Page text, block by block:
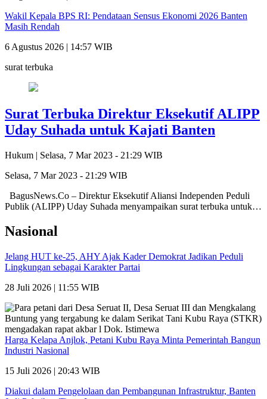
Wakil Kepala BPS RI: Pendataan Sensus Ekonomi 2026 Banten
Masih Rendah
6 Agustus 2026 | 14:57 WIB
surat terbuka
Surat Terbuka Direktur Eksekutif ALIPP
Uday Suhada untuk Kajati Banten
Hukum | Selasa, 7 Mar 2023 - 21:29 WIB
Selasa, 7 Mar 2023 - 21:29 WIB
BagusNews.Co – Direktur Eksekutif Aliansi Independen Peduli
Publik (ALIPP) Uday Suhada menyampaikan surat terbuka untuk…
Nasional
Jelang HUT ke-25, AHY Ajak Kader Demokrat Jadikan Peduli
Lingkungan sebagai Karakter Partai
28 Juli 2026 | 11:55 WIB
Harga Kelapa Anjlok, Petani Kubu Raya Minta Pemerintah Bangun
Industri Nasional
15 Juli 2026 | 20:43 WIB
Diakui dalam Pengelolaan dan Pembangunan Infrastruktur, Banten